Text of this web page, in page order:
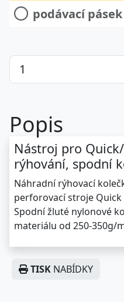
podávací pásek
Popis
Nástroj pro
rýhování, spodní
Náhradní rýhovací
perforovací stroje Quick
Spodní žluté nylonové
materiálu od 250-350g/
TISK NABÍDKY